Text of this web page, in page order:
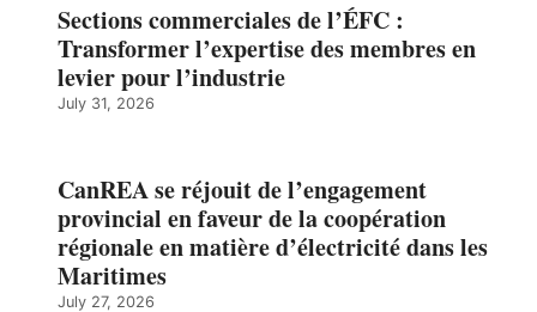
Sections commerciales de l’ÉFC :
Transformer l’expertise des membres en
levier pour l’industrie
July 31, 2026
CanREA se réjouit de l’engagement
provincial en faveur de la coopération
régionale en matière d’électricité dans les
Maritimes
July 27, 2026